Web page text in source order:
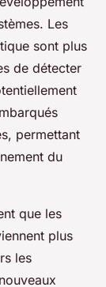
Les
sont plus
de détecter
permettant
du
que les
plus
les